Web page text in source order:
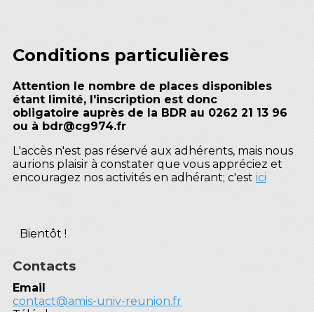
Conditions particulières
Attention le nombre de places disponibles
étant limité, l'inscription est donc
obligatoire auprès de la BDR au 0262 21 13 96
ou à bdr@cg974.fr
L'accès n'est pas réservé aux adhérents, mais nous
aurions plaisir à constater que vous appréciez et
encouragez nos activités en adhérant; c'est ici
Bientôt !
Contacts
Email
contact@amis-univ-reunion.fr